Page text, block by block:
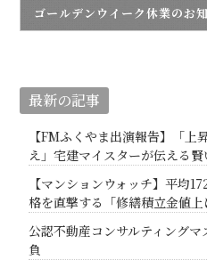
ゴールデンウイーク休業のお
最新の記事
【FMふくやま出演報告】「上
え」宅建マイスターが伝える
【マンションウォッチ】平均
格を直撃する「修繕積立金値
公認不動産コンサルティング
負